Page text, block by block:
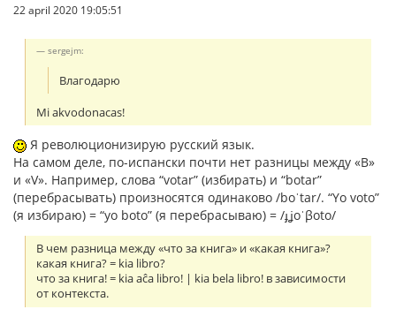
22 april 2020 19:05:51
sergejm:
Влагодарю
Mi akvodonacas!
Я революционизирую русский язык.
На самом деле, по-испански почти нет разницы между «B»
и «V». Например, слова “votar” (избирать) и “botar”
(перебрасывать) произносятся одинаково /boˈtar/. “Yo voto”
(я избираю) = “yo boto” (я перебрасываю) = /ɟʝoˈβoto/
В чем разница между «что за книга» и «какая книга»?
какая книга? = kia libro?
что за книга! = kia aĉa libro! | kia bela libro! в зависимости
от контекста.